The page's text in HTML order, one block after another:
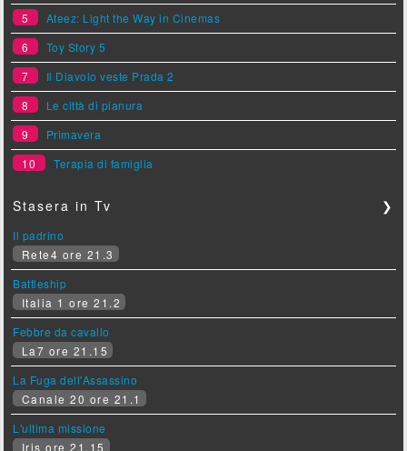
5
Ateez: Light the Way in Cinemas
6
Toy Story 5
7
Il Diavolo veste Prada 2
8
Le città di pianura
9
Primavera
10
Terapia di famiglia
Stasera in Tv ❯
Il padrino
Rete4 ore 21.3
Battleship
Italia 1 ore 21.2
Febbre da cavallo
La7 ore 21.15
La Fuga dell'Assassino
Canale 20 ore 21.1
L'ultima missione
Iris ore 21.15